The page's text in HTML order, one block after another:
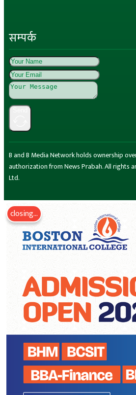
सम्पर्क
B and B Media Network holds ownership
authorization from News Prabah. All rights
Ltd.
closing...